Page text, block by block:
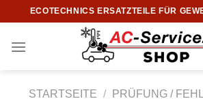
Inhalt
springen
ECOTECHNICS ERSATZTEILE FÜR
STARTSEITE /
PRÜFUNG /